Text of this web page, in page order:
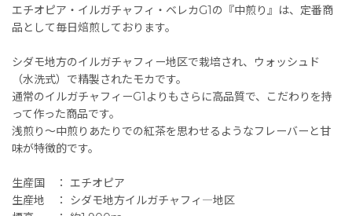
エチオピア・イルガチャフィ・ベレカG1の『中煎り』は、定番商
品として毎日焙煎しております。
シダモ地方のイルガチャフィー地区で栽培され、ウォッシュド
（水洗式）で精製されたモカです。
通常のイルガチャフィーG1よりもさらに高品質で、こだわりを持
って作った商品です。
浅煎り〜中煎りあたりでの紅茶を思わせるようなフレーバーと甘
味が特徴的です。
生産国 ： エチオピア
生産地 ： シダモ地方イルガチャフィ―地区